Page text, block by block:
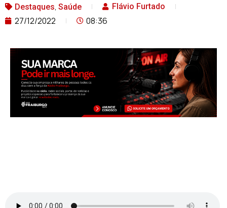
Destaques, Saúde Flávio Furtado
27/12/2022 08:36